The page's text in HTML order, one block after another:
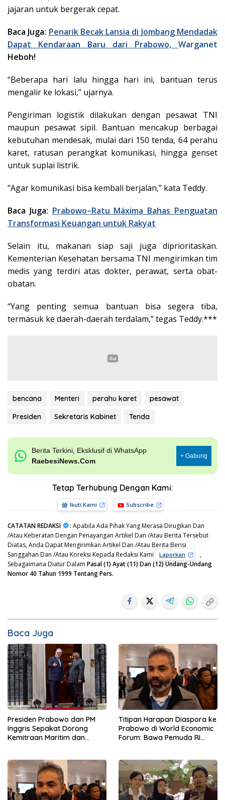
jajaran untuk bergerak cepat.
Baca Juga: Penarik Becak Lansia di Jombang Mendadak
Dapat Kendaraan Baru dari Prabowo, Warganet
Heboh!
“Beberapa hari lalu hingga hari ini, bantuan terus
mengalir ke lokasi,” ujarnya.
Pengiriman logistik dilakukan dengan pesawat TNI
maupun pesawat sipil. Bantuan mencakup berbagai
kebutuhan mendesak, mulai dari 150 tenda, 64 perahu
karet, ratusan perangkat komunikasi, hingga genset
untuk suplai listrik.
“Agar komunikasi bisa kembali berjalan,” kata Teddy.
Baca Juga: Prabowo–Ratu Máxima Bahas Penguatan
Transformasi Keuangan untuk Rakyat
Selain itu, makanan siap saji juga diprioritaskan.
Kementerian Kesehatan bersama TNI mengirimkan tim
medis yang terdiri atas dokter, perawat, serta obat-
obatan.
“Yang penting semua bantuan bisa segera tiba,
termasuk ke daerah-daerah terdalam,” tegas Teddy.***
bencana Menteri perahu karet
pesawat
Presiden
Sekretaris Kabinet Tenda
Berita Terkini, Eksklusif di WhatsApp
RaebesiNews.Com
+ Gabung
Tetap Terhubung Dengan Kami:
Ikuti Kami Subscribe
CATATAN REDAKSI : Apabila Ada Pihak Yang Merasa Dirugikan Dan
/Atau Keberatan Dengan Penayangan Artikel Dan /Atau Berita Tersebut
Diatas, Anda Dapat Mengirimkan Artikel Dan /Atau Berita Berisi
Sanggahan Dan /Atau Koreksi Kepada Redaksi Kami
Laporkan
,
Sebagaimana Diatur Dalam Pasal (1) Ayat (11) Dan (12) Undang-Undang
Nomor 40 Tahun 1999 Tentang Pers.
Baca Juga
Presiden Prabowo dan PM
Inggris Sepakat Dorong
Kemitraan Maritim dan
Titipan Harapan Diaspora ke
Prabowo di World Economic
Forum: Bawa Pemuda RI